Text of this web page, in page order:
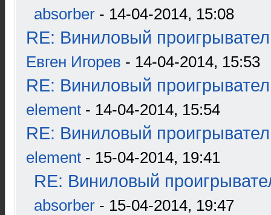
absorber - 14-04-2014, 15:08
RE: Виниловый
Евген Игорев - 14-04-2014, 15:53
RE: Виниловый
element - 14-04-2014, 15:54
RE: Виниловый
element - 15-04-2014, 19:41
RE: Виниловый
absorber - 15-04-2014, 19:47